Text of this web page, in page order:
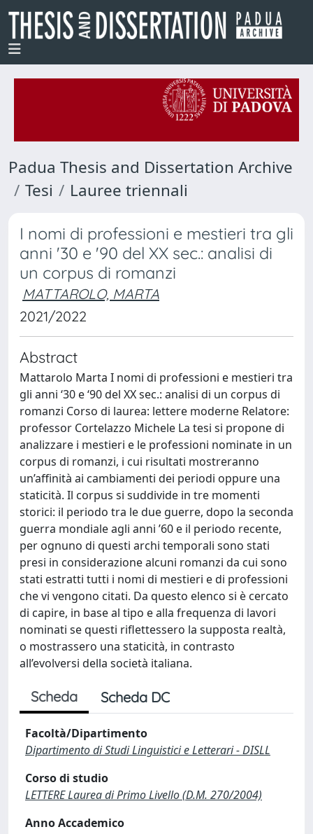
Padua Thesis and Dissertation Archive
Tesi
Lauree triennali
I nomi di professioni e mestieri tra gli
anni '30 e '90 del XX sec.: analisi di
un corpus di romanzi
MATTAROLO, MARTA
2021/2022
Abstract
Mattarolo Marta I nomi di professioni e mestieri tra
gli anni ‘30 e ‘90 del XX sec.: analisi di un corpus di
romanzi Corso di laurea: lettere moderne Relatore:
professor Cortelazzo Michele La tesi si propone di
analizzare i mestieri e le professioni nominate in un
corpus di romanzi, i cui risultati mostreranno
un’affinità ai cambiamenti dei periodi oppure una
staticità. Il corpus si suddivide in tre momenti
storici: il periodo tra le due guerre, dopo la seconda
guerra mondiale agli anni ’60 e il periodo recente,
per ognuno di questi archi temporali sono stati
presi in considerazione alcuni romanzi da cui sono
stati estratti tutti i nomi di mestieri e di professioni
che vi vengono citati. Da questo elenco si è cercato
di capire, in base al tipo e alla frequenza di lavori
nominati se questi riflettessero la supposta realtà,
o mostrassero una staticità, in contrasto
all’evolversi della società italiana.
Scheda Scheda DC
Facoltà/Dipartimento
Dipartimento di Studi Linguistici e Letterari - DISLL
Corso di studio
LETTERE Laurea di Primo Livello (D.M. 270/2004)
Anno Accademico